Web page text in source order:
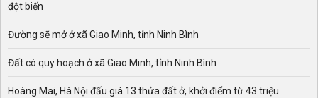
đột biến
Đường sẽ mở ở xã Giao Minh, tỉnh Ninh Bình
Đất có quy hoạch ở xã Giao Minh, tỉnh Ninh Bình
Hoàng Mai, Hà Nội đấu giá 13 thửa đất ở, khởi điểm từ 43 triệu